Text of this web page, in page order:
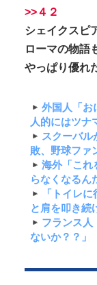
>>４２
シェイクスピ
ローマの物語
やっぱり優れ
外国人「お
人的にはツナ
スクーバル
敗、野球ファ
海外「これ
らなくなるん
「トイレ
と肩を叩き続
フランス人
ないか？？」